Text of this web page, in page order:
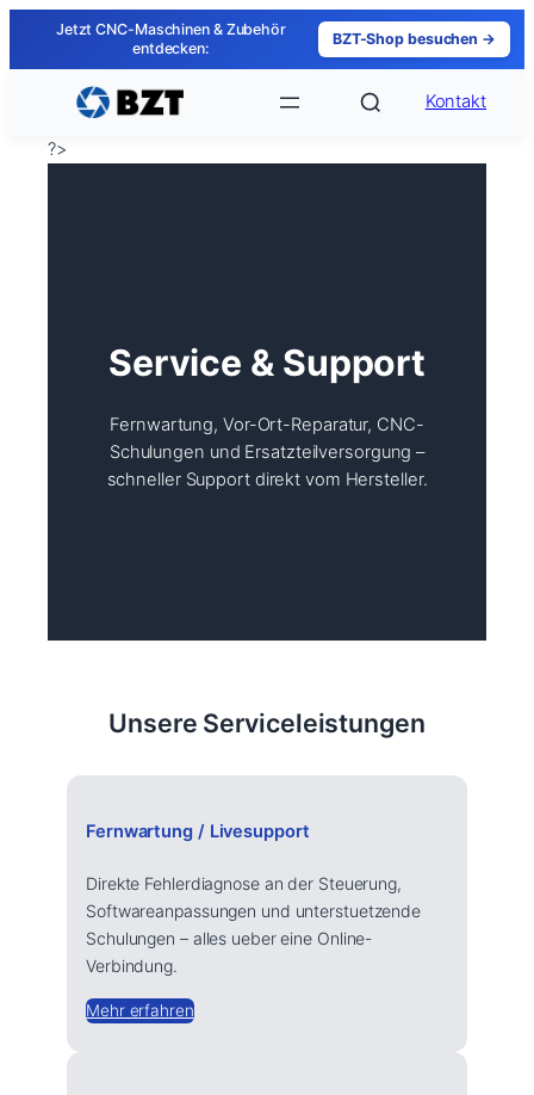
springen
Jetzt CNC-Maschinen & Zubehör
entdecken:
BZT-Shop besuchen →
Kontakt
?>
Service & Support
Fernwartung, Vor-Ort-Reparatur, CNC-
Schulungen und Ersatzteilversorgung –
schneller Support direkt vom Hersteller.
Unsere Serviceleistungen
Fernwartung / Livesupport
Direkte Fehlerdiagnose an der Steuerung,
Softwareanpassungen und unterstuetzende
Schulungen – alles ueber eine Online-
Verbindung.
Mehr erfahren